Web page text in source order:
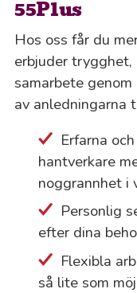
55Plus
Hos oss får du
erbjuder
samarbete
av anledningarna
Erfarna
hantverkare
noggrannhet i
Personlig
efter dina
Flexibla
så lite som